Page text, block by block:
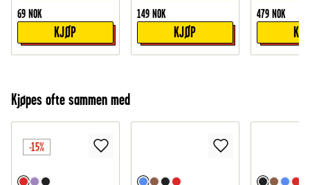
69 NOK
KJØP
149 NOK
KJØP
479 NOK
Kjøpes ofte sammen med
-15%